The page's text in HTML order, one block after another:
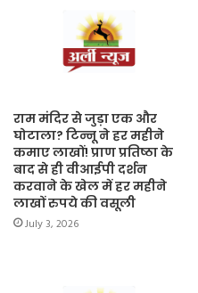
राम मंदिर से जुड़ा एक और
घोटाला? टिन्नू ने हर महीने
कमाए लाखों! प्राण प्रतिष्ठा के
बाद से ही वीआईपी दर्शन
करवाने के खेल में हर महीने
लाखों रुपये की वसूली
July 3, 2026